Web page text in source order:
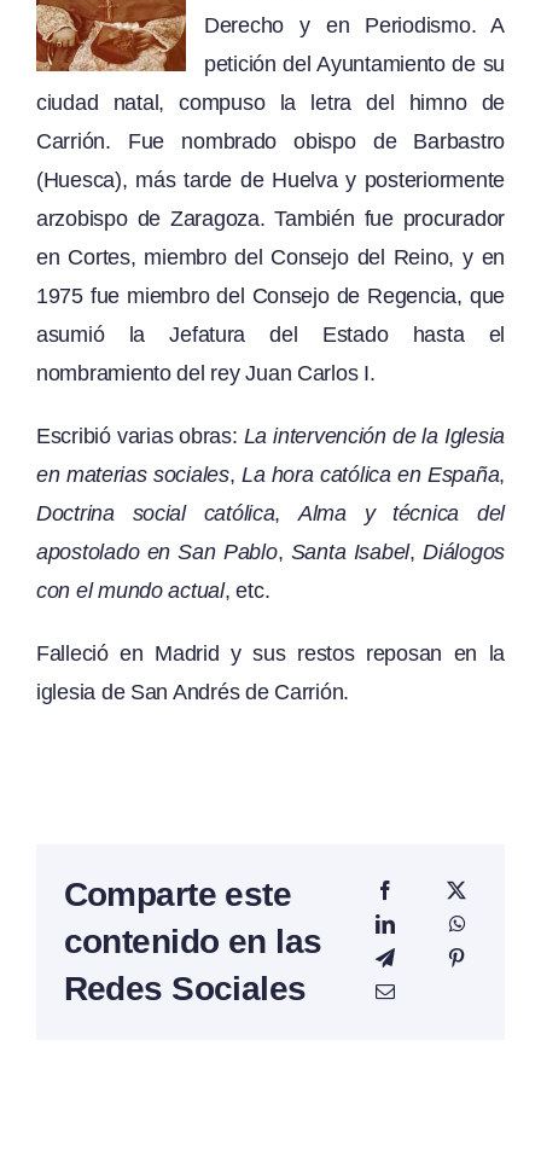
Derecho y en Periodismo. A
petición del Ayuntamiento de su
ciudad natal, compuso la letra del himno de
Carrión. Fue nombrado obispo de Barbastro
(Huesca), más tarde de Huelva y posteriormente
arzobispo de Zaragoza. También fue procurador
en Cortes, miembro del Consejo del Reino, y en
1975 fue miembro del Consejo de Regencia, que
asumió la Jefatura del Estado hasta el
nombramiento del rey Juan Carlos I.
Escribió varias obras: La intervención de la Iglesia
en materias sociales, La hora católica en España,
Doctrina social católica, Alma y técnica del
apostolado en San Pablo, Santa Isabel,Diálogos
con el mundo actual, etc.
Falleció en Madrid y sus restos reposan en la
iglesia de San Andrés de Carrión.
Comparte este
contenido en las
Redes Sociales